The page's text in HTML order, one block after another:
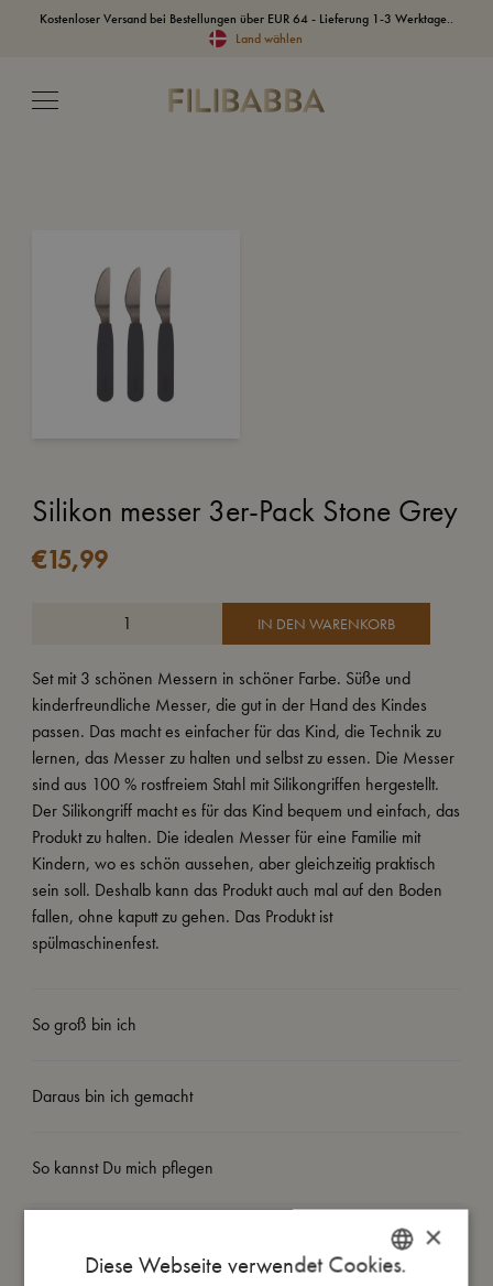
Kostenloser Versand bei Bestellungen über EUR 64 - Lieferung 1-3 Werktage..
Land wählen
Silikon messer 3er-Pack Stone Grey
€15,99
IN DEN WARENKORB
Set mit 3 schönen Messern in schöner Farbe. Süße und
kinderfreundliche Messer, die gut in der Hand des Kindes
passen. Das macht es einfacher für das Kind, die Technik zu
lernen, das Messer zu halten und selbst zu essen. Die Messer
sind aus 100 % rostfreiem Stahl mit Silikongriffen hergestellt.
Der Silikongriff macht es für das Kind bequem und einfach, das
Produkt zu halten. Die idealen Messer für eine Familie mit
Kindern, wo es schön aussehen, aber gleichzeitig praktisch
sein soll. Deshalb kann das Produkt auch mal auf den Boden
fallen, ohne kaputt zu gehen. Das Produkt ist
spülmaschinenfest.
So groß bin ich
Daraus bin ich gemacht
So kannst Du mich pflegen
×
Diese Webseite verwendet Cookies.